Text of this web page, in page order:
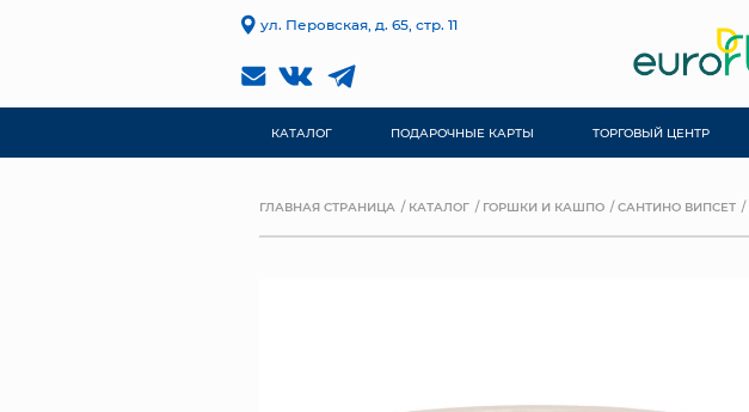
ул. Перовская, д. 65, стр. 11
КАТАЛОГ ПОДАРОЧНЫЕ КАРТЫ ТОРГОВЫЙ ЦЕНТР
ГЛАВНАЯ СТРАНИЦА КАТАЛОГ ГОРШКИ И КАШПО САНТИНО ВИПСЕТ